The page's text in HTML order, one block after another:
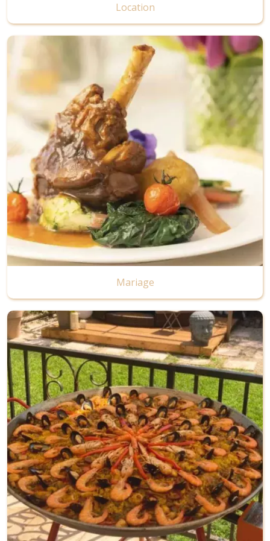
Location
Image
Mariage
Image